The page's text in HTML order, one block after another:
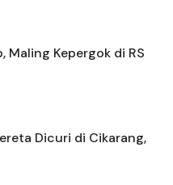
Maling Kepergok di RS
Dicuri di Cikarang,